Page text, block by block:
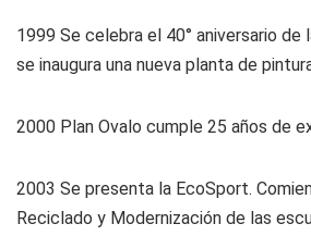
1999 Se celebra el 40° aniversario
se inaugura una nueva planta de
2000 Plan Ovalo cumple 25 años de
2003 Se presenta la EcoSport.
Reciclado y Modernización de las